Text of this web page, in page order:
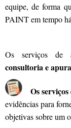
equipe, de forma
PAINT em tempo
Os serviços de
consultoria e
Os
evidências para
objetivas sobre um